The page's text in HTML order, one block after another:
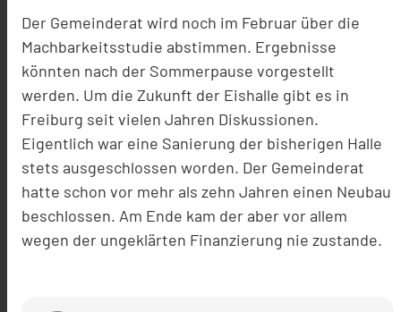
Der Gemeinderat wird noch im Februar über die
Machbarkeitsstudie abstimmen. Ergebnisse
könnten nach der Sommerpause vorgestellt
werden. Um die Zukunft der Eishalle gibt es in
Freiburg seit vielen Jahren Diskussionen.
Eigentlich war eine Sanierung der bisherigen Halle
stets ausgeschlossen worden. Der Gemeinderat
hatte schon vor mehr als zehn Jahren einen Neubau
beschlossen. Am Ende kam der aber vor allem
wegen der ungeklärten Finanzierung nie zustande.